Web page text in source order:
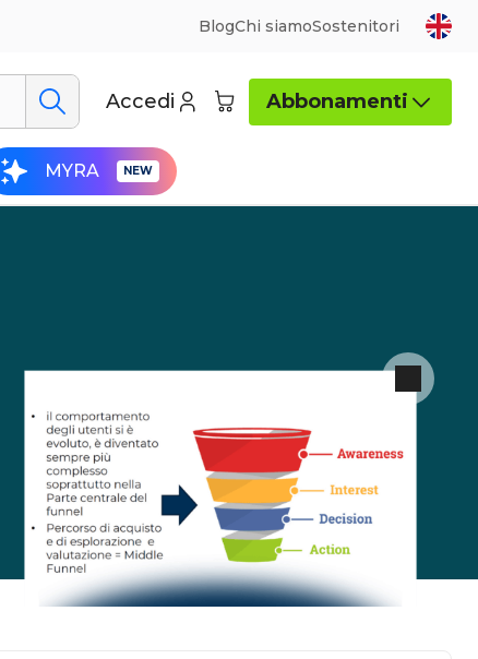
BlogChi siamoSostenitori
Accedi Abbonamenti
MYRA